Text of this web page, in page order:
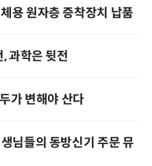
니어링,대만에 반도체용 원자층 증착장치 납품
과학은 뒷전
가 변해야 산다
님들의 동방신기 주문 뮤